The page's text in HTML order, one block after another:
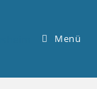
Menü